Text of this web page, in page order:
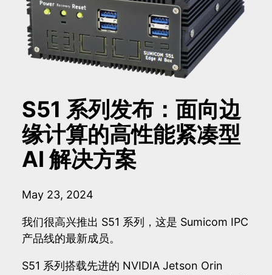
S51 系列发布：面向边
缘计算的高性能紧凑型
AI 解决方案
May 23, 2024
我们很高兴推出 S51 系列，这是 Sumicom IPC
产品线的最新成员。
S51 系列搭载先进的 NVIDIA Jetson Orin